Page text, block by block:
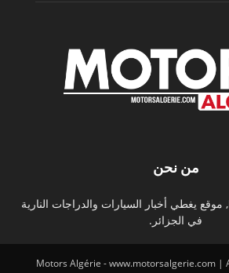
من نحن
Motors Algerie.com, موقع يغطي أخبار السيارات والدراجات النارية
في الجزائر.